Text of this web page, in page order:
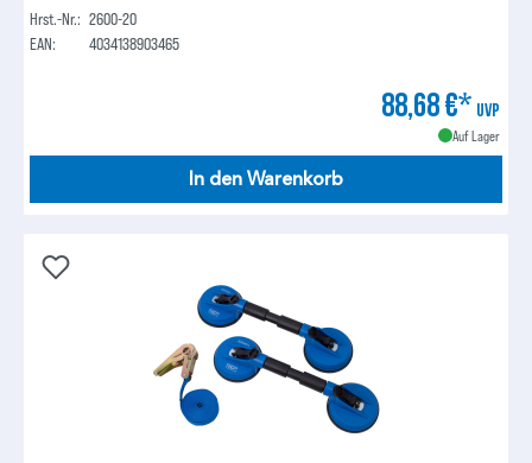
Hrst.-Nr.: 2600-20
EAN:
4034138903465
88,68 €* UVP
Auf Lager
In den Warenkorb